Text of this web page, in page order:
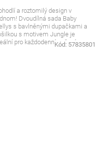
a roztomilý design v
Dvoudílná sada Baby
s bavlněnými dupačkami a
s motivem Jungle je
pro každodenní nošení.
Kód: 57835801